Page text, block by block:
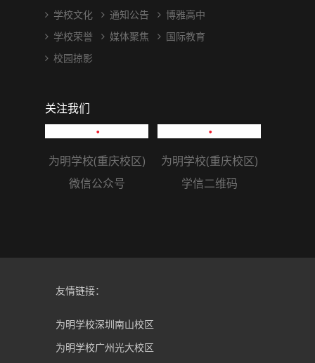
学校文化
学校荣誉
校园掠影
通知公告
媒体聚焦
博雅高中
国际教育
关注我们
为明学校(重庆校区)
微信公众号
为明学校(重庆校区)
学信二维码
友情链接：
为明学校深圳南山校区
为明学校广州光大校区